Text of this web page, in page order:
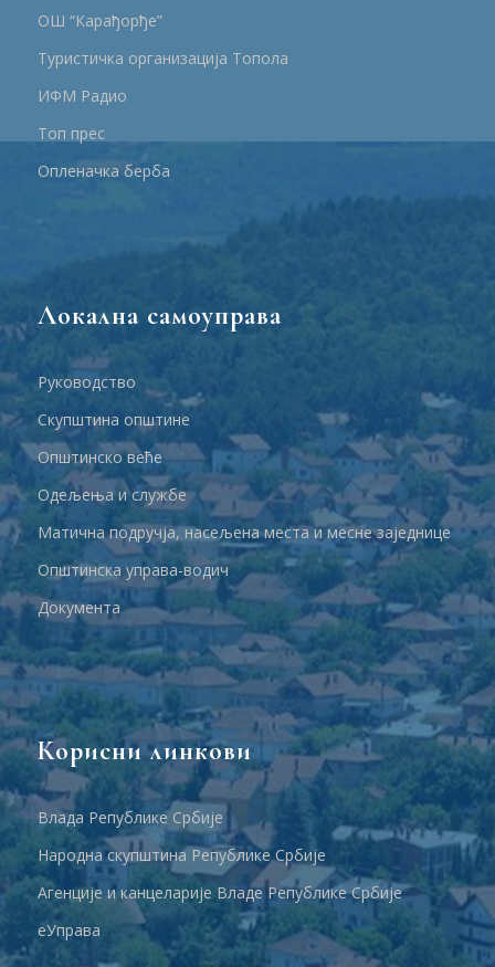
ОШ “Карађорђе”
Туристичка организација Топола
ИФМ Радио
Топ прес
Опленачка берба
Локална самоуправа
Руководство
Скупштина општине
Општинско веће
Одељења и службе
Матична подручја, насељена места и месне заједнице
Општинска управа-водич
Документа
Корисни линкови
Влада Републике Србије
Народна скупштина Републике Србије
Агенције и канцеларије Владе Републике Србије
еУправа